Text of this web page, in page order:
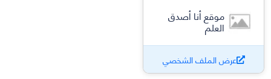
موقع أنا أصدق
العلم
عرض الملف الشخصي